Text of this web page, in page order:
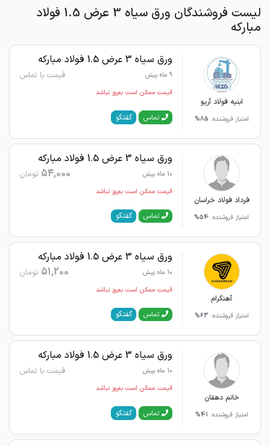
لیست فروشندگان ورق سیاه 3 عرض 1.5 فولاد
مبارکه
ابنیه فولاد آریو
امتیاز فروشنده: 85%
ورق سیاه 3 عرض 1.5 فولاد مبارکه
9 ماه پیش قیمت با تماس
قیمت ممکن است به‌روز نباشد
تماس گفتگو
فرداد فولاد خراسان
امتیاز فروشنده: 54%
ورق سیاه 3 عرض 1.5 فولاد مبارکه
10 ماه پیش 54,000 تومان
قیمت ممکن است به‌روز نباشد
تماس گفتگو
آهنگرام
امتیاز فروشنده: 63%
ورق سیاه 3 عرض 1.5 فولاد مبارکه
10 ماه پیش 51,200 تومان
قیمت ممکن است به‌روز نباشد
تماس گفتگو
خانم دهقان
امتیاز فروشنده: 41%
ورق سیاه 3 عرض 1.5 فولاد مبارکه
10 ماه پیش قیمت با تماس
قیمت ممکن است به‌روز نباشد
تماس گفتگو